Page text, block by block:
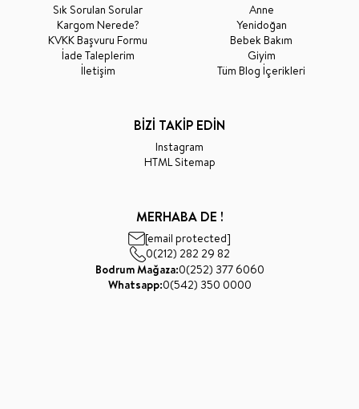
Sık Sorulan Sorular
Kargom Nerede?
KVKK Başvuru Formu
İade Taleplerim
İletişim
Anne
Yenidoğan
Bebek Bakım
Giyim
Tüm Blog İçerikleri
BİZİ TAKİP EDİN
Instagram
HTML Sitemap
MERHABA DE !
[email protected]
0(212) 282 29 82
Bodrum Mağaza:0(252) 377 6060
Whatsapp:0(542) 350 0000